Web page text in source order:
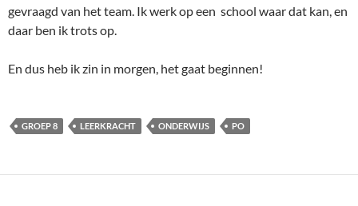
gevraagd van het team. Ik werk op een school waar dat kan, en
daar ben ik trots op.
En dus heb ik zin in morgen, het gaat beginnen!
GROEP 8 LEERKRACHT ONDERWIJS PO